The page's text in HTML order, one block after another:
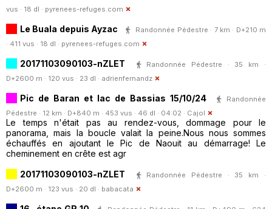
vus · 18 dl · pyrenees-refuges.com
Le Buala depuis Ayzac
Randonnée Pédestre · 7 km · D+210 m
· 411 vus · 18 dl · pyrenees-refuges.com
20171103090103-nZLET
Randonnée Pédestre · 35 km ·
D+2600 m · 120 vus · 23 dl · adrienfernandz
Pic de Baran et lac de Bassias 15/10/24
Randonnée
Pédestre · 12 km · D+840 m · 453 vus · 46 dl · 04:02 · Cajol
Le temps n'était pas au rendez-vous, dommage pour le
panorama, mais la boucle valait la peine.Nous nous sommes
échauffés en ajoutant le Pic de Naouit au démarrage! Le
cheminement en crête est agr
20171103090103-nZLET
Randonnée Pédestre · 35 km ·
D+2600 m · 123 vus · 20 dl · babacata